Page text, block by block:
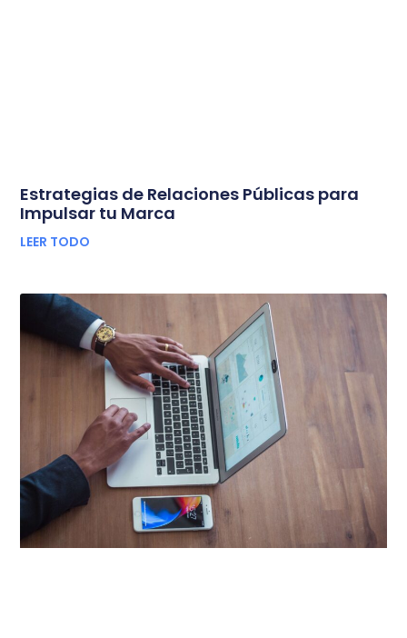
Estrategias de Relaciones Públicas para
Impulsar tu Marca
LEER TODO